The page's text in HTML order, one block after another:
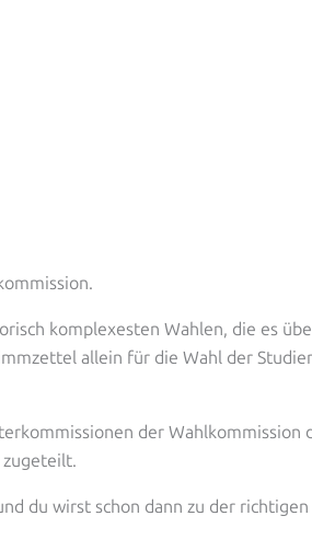
komplexesten Wahlen, die es
allein für die Wahl der
der Wahlkommission
du wirst schon dann zu der richtigen